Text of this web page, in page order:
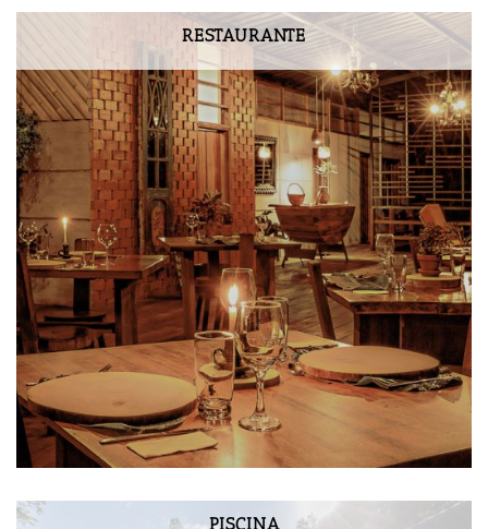
RESTAURANTE
PISCINA